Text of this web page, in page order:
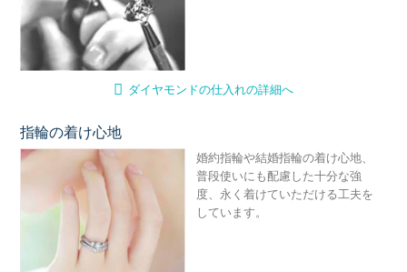
ダイヤモンドの仕入れの詳細へ
指輪の着け心地
婚約指輪や結婚指輪の着け心地、
普段使いにも配慮した十分な強
度、永く着けていただける工夫を
しています。